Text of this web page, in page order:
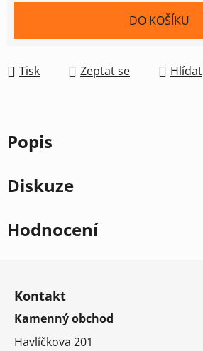
DO KOŠÍKU
Tisk Zeptat se Hlídat
Popis
Diskuze
Hodnocení
Kontakt
Kamenný obchod
Havlíčkova 201